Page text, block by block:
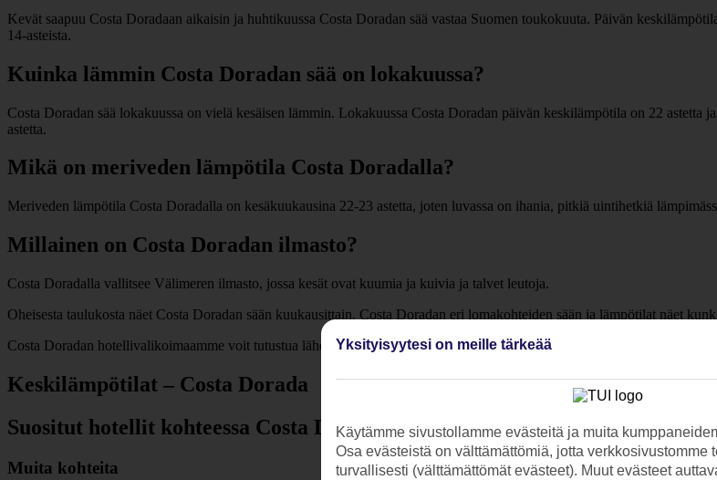
Kevät saapuu Costa Doradaan aikaisin ja huhtikuussa Costa Doradan sää vastaa Suomen toukokuuta. Päivän
14-asteista.
Kuinka lämmin Costa Doradan sää on lokakuussa?
Costa Doradan sää lokakuussa on vielä kesäisen lämmin. Lokakuussa Costa Doradan päivän keskilämpötila on 22
astetta.
Mikä on meriveden lämpötila Costa Doradalla?
Meriveden lämpötila Costa Doradalla on kesäkuukausina 22-23 astetta, joten luvassa on ihania, pitkiä uintihetkiä
Millainen on Costa Doradan ilmasto?
Costa Doradalla vallitsee Välimeren ilmasto, jossa kesät ovat kuumia ja kuivia ja talvet leutoja.
Oheisesta taulukosta näet Costa Doradan sään kuukausittain. Costa Doradan eri lomakohteiden sään ja lämpötilat näet
Costa Doradan hotellivalikoimaamme voit tutustua lähemmin alempana.
Keskilämpötilat – Costa Dorada
Suositut hotellit kohteessa Costa Dorada
Muita kohteita
Yksityisyytesi on meille tärkeää
Käytämme sivustollamme evästeitä ja muita
Osa evästeistä on välttämättömiä, jotta verkkosivustomme
turvallisesti (välttämättömät evästeet). Muut evästeet